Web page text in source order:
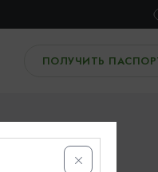
ПОЛУЧИТЬ